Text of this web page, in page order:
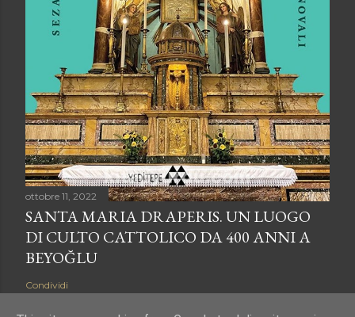
ottobre 11, 2022
SANTA MARIA DRAPERIS. UN LUOGO
DI CULTO CATTOLICO DA 400 ANNI A
BEYOĞLU
Condividi